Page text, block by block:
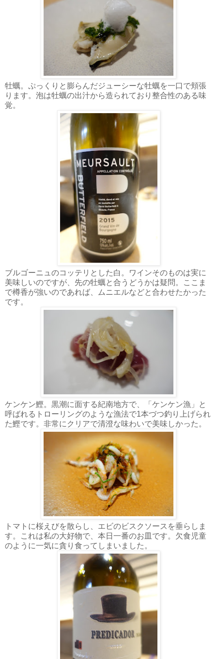
牡蠣。ぷっくりと膨らんだジューシーな牡蠣を一口で頬張
ります。泡は牡蠣の出汁から造られており整合性のある味
覚。
ブルゴーニュのコッテリとした白。ワインそのものは実に
美味しいのですが、先の牡蠣と合うどうかは疑問。ここま
で樽香が強いのであれば、ムニエルなどと合わせたかった
です。
ケンケン鰹。黒潮に面する紀南地方で、「ケンケン漁」と
呼ばれるトローリングのような漁法で1本づつ釣り上げられ
た鰹です。非常にクリアで清澄な味わいで美味しかった。
トマトに桜えびを散らし、エビのビスクソースを垂らしま
す。これは私の大好物で、本日一番のお皿です。欠食児童
のように一気に貪り食ってしまいました。